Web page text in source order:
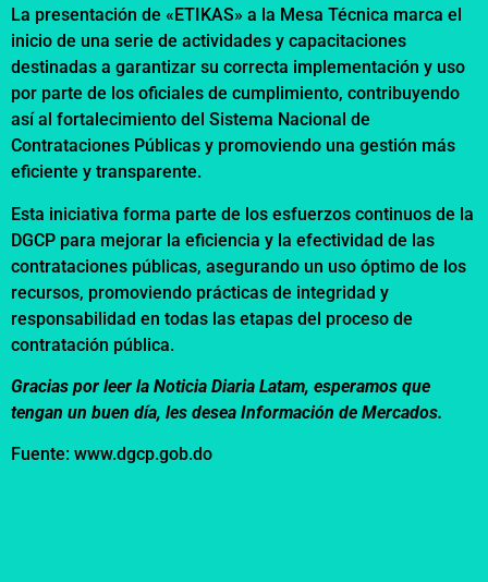
La presentación de «ETIKAS» a la Mesa Técnica marca el
inicio de una serie de actividades y capacitaciones
destinadas a garantizar su correcta implementación y uso
por parte de los oficiales de cumplimiento, contribuyendo
así al fortalecimiento del Sistema Nacional de
Contrataciones Públicas y promoviendo una gestión más
eficiente y transparente.
Esta iniciativa forma parte de los esfuerzos continuos de la
DGCP para mejorar la eficiencia y la efectividad de las
contrataciones públicas, asegurando un uso óptimo de los
recursos, promoviendo prácticas de integridad y
responsabilidad en todas las etapas del proceso de
contratación pública.
Gracias por leer la Noticia Diaria Latam, esperamos que
tengan un buen día, les desea Información de Mercados.
Fuente: www.dgcp.gob.do